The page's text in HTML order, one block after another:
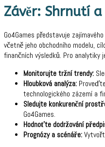
Závěr: Shrnutí
Go4Games představuje
včetně jeho obchodního modelu,
finančních výsledků. Pro analytiky
Monitorujte tržní trendy:
Hloubková analýza:
technologického zázemí a
Sledujte konkurenční
Go4Games.
Hodnoťte dodržování
Prognózy a scénáře: